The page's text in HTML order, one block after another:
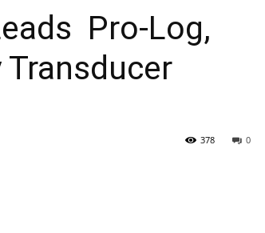
Pro-Log,
Transducer
0
378